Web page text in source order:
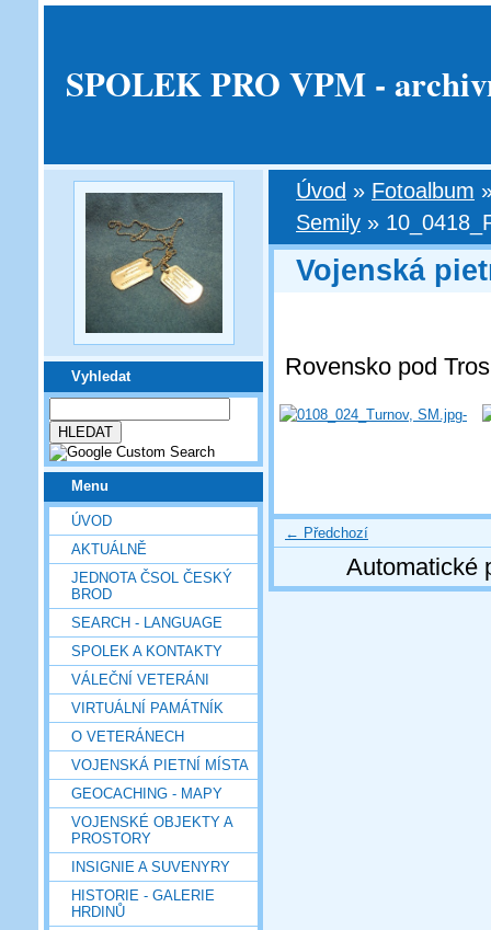
SPOLEK PRO VPM -
Vyhledat
Menu
ÚVOD
AKTUÁLNĚ
JEDNOTA ČSOL ČESKÝ
BROD
SEARCH - LANGUAGE
SPOLEK A KONTAKTY
VÁLEČNÍ VETERÁNI
VIRTUÁLNÍ PAMÁTNÍK
O VETERÁNECH
VOJENSKÁ PIETNÍ MÍSTA
GEOCACHING - MAPY
VOJENSKÉ OBJEKTY A
PROSTORY
INSIGNIE A SUVENYRY
HISTORIE - GALERIE
HRDINŮ
Úvod » Fotoalbum
Semily »
Vojenská
Rovensko pod
← Předchozí
Automatické